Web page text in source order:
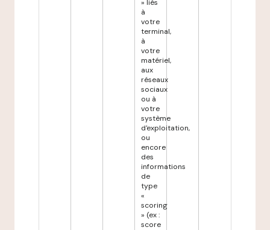
» liés
à
votre
terminal,
à
votre
matériel,
aux
réseaux
sociaux
ou à
votre
système
d'exploitation,
ou
encore
des
informations
de
type
«
scoring
» (ex :
score